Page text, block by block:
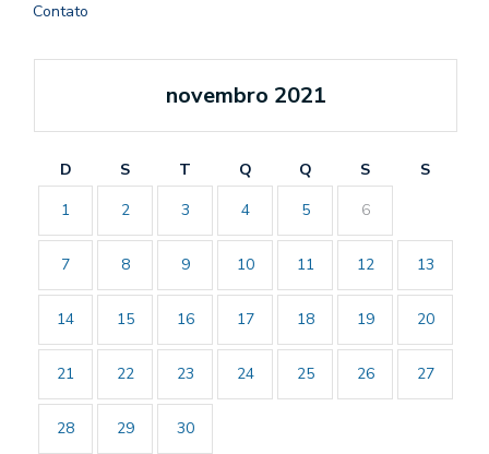
Contato
novembro 2021
D S T Q Q S
S
1
2 3 4 5 6
7 8 9 10 11 12 13
14 15 16 17 18 19 20
21 22 23 24 25 26 27
28 29 30